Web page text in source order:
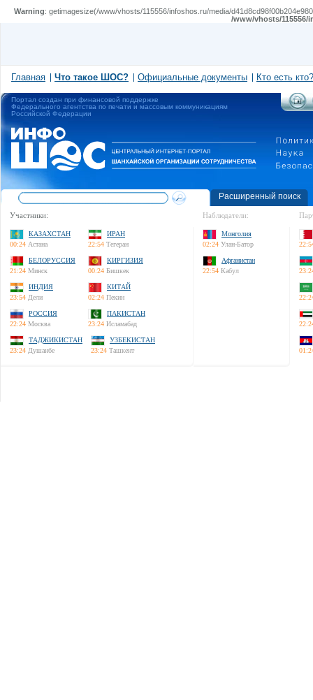
Warning: getimagesize(/www/vhosts/115556/infoshos.ru/media/
/www/vhosts/
Главная Что такое ШОС? Официальные документы Кто есть кто?
Портал создан при финансовой поддержке
Федерального агентства по печати и массовым коммуникациям
Российской Федерации
Расширенный поиск
Участники:
КАЗАХСТАН
00:24 Астана
ИРАН
22:54 Тегеран
БЕЛОРУССИЯ
21:24 Минск
КИРГИЗИЯ
00:24 Бишкек
ИНДИЯ
23:54 Дели
КИТАЙ
02:24 Пекин
РОССИЯ
22:24 Москва
ПАКИСТАН
23:24 Исламабад
ТАДЖИКИСТАН
23:24 Душанбе
УЗБЕКИСТАН
23:24 Ташкент
Наблюдатели:
Монголия
02:24 Улан-Батор
Афганистан
22:54 Кабул